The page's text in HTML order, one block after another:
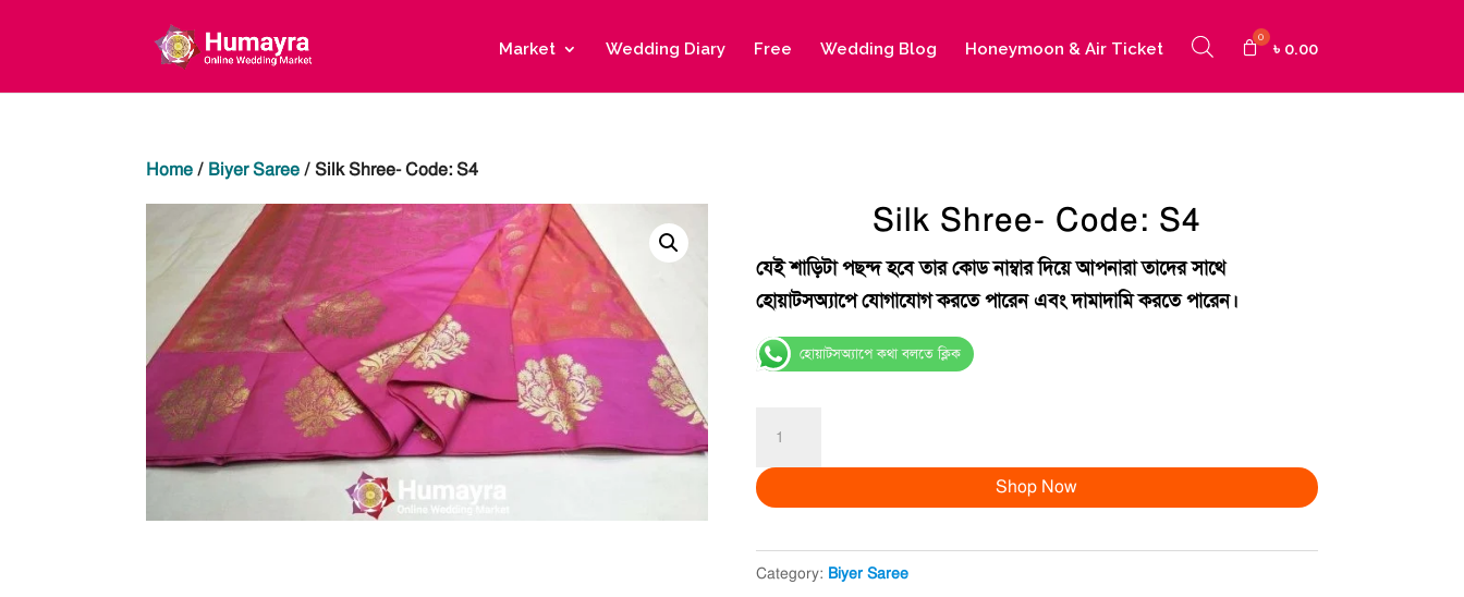
Market Wedding Diary Free Wedding Blog Honeymoon & Air Ticket ৳ 0.00
Home / Biyer Saree / Silk Shree- Code: S4
Silk Shree- Code: S4
যেই শাড়িটা পছন্দ হবে তার কোড নাম্বার দিয়ে আপনারা তাদের সাথে
হোয়াটসঅ্যাপে যোগাযোগ করতে পারেন এবং দামাদামি করতে পারেন।
হোয়াটসঅ্যাপে কথা বলতে ক্লিক
Code:
quantity
Shop Now
Category: Biyer Saree